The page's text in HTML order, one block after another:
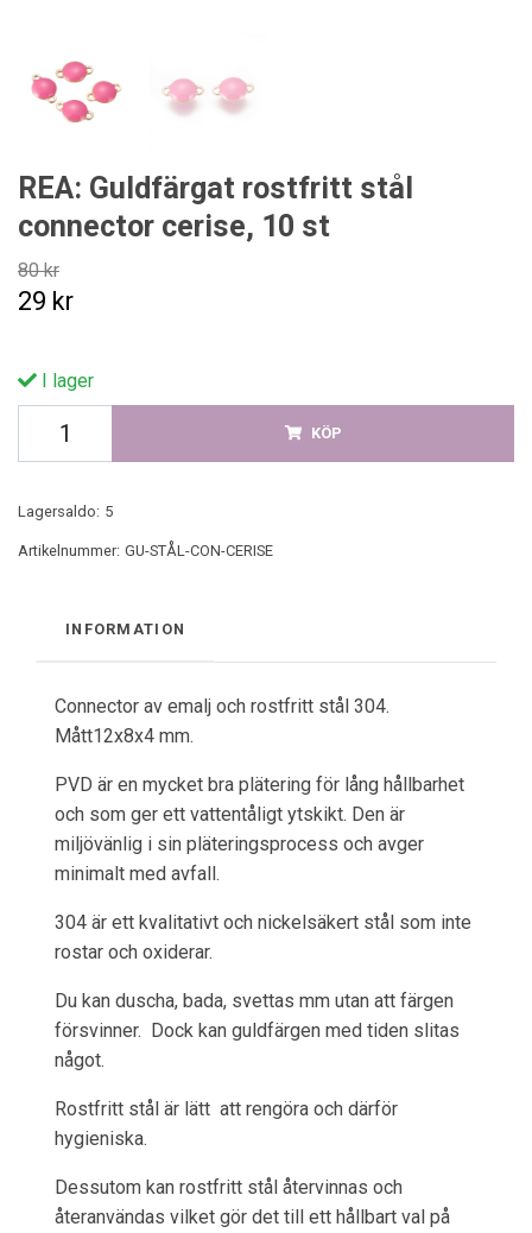
REA: Guldfärgat rostfritt stål
connector cerise, 10 st
80 kr
29 kr
I lager
KÖP
Lagersaldo: 5
Artikelnummer: GU-STÅL-CON-CERISE
INFORMATION
Connector av emalj och rostfritt stål 304.
Mått12x8x4 mm.
PVD är en mycket bra plätering för lång hållbarhet
och som ger ett vattentåligt ytskikt. Den är
miljövänlig i sin pläteringsprocess och avger
minimalt med avfall.
304 är ett kvalitativt och nickelsäkert stål som inte
rostar och oxiderar.
Du kan duscha, bada, svettas mm utan att färgen
försvinner. Dock kan guldfärgen med tiden slitas
något.
Rostfritt stål är lätt att rengöra och därför
hygieniska.
Dessutom kan rostfritt stål återvinnas och
återanvändas vilket gör det till ett hållbart val på